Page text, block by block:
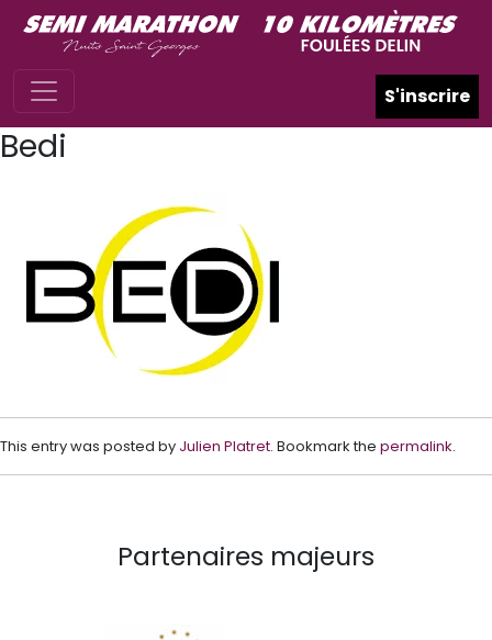
Skip to main content
S'inscrire
Bedi
This entry was posted by Julien Platret. Bookmark the permalink.
Partenaires majeurs